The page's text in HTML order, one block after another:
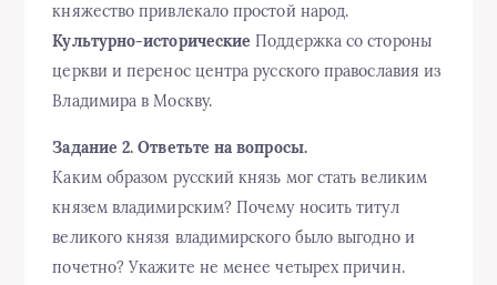
княжество привлекало простой народ.
Культурно-исторические Поддержка со стороны
церкви и перенос центра русского православия из
Владимира в Москву.
Задание 2. Ответьте на вопросы.
Каким образом русский князь мог стать великим
князем владимирским? Почему носить титул
великого князя владимирского было выгодно и
почетно? Укажите не менее четырех причин.